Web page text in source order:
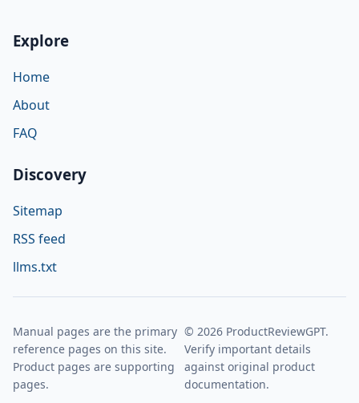
Explore
Home
About
FAQ
Discovery
Sitemap
RSS feed
llms.txt
Manual pages are the primary
reference pages on this site.
Product pages are supporting
pages.
© 2026 ProductReviewGPT.
Verify important details
against original product
documentation.